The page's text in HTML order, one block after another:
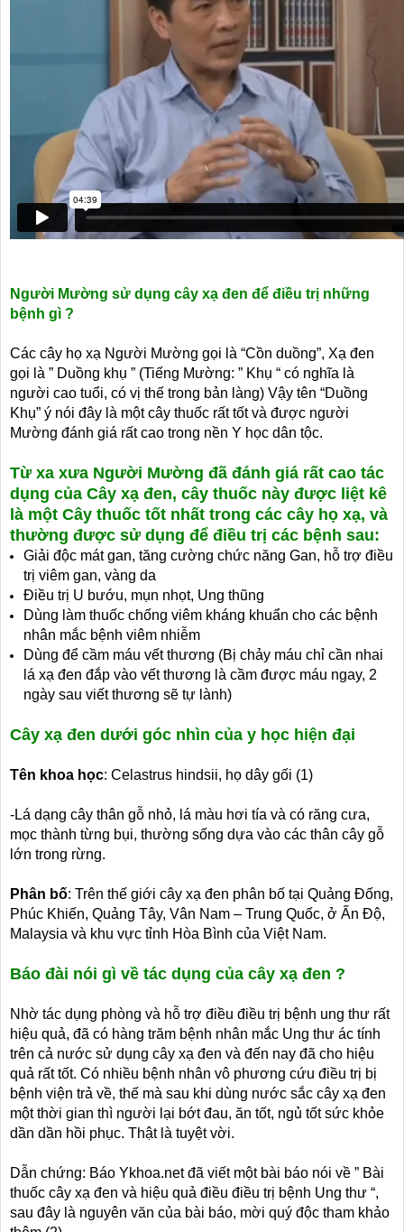
Người Mường sử dụng cây xạ đen để điều trị những
bệnh gì ?
Các cây họ xạ Người Mường gọi là “Cồn duồng”, Xạ đen
gọi là ” Duồng khụ ” (Tiếng Mường: ” Khụ “ có nghĩa là
người cao tuổi, có vị thế trong bản làng) Vậy tên “Duồng
Khụ” ý nói đây là một cây thuốc rất tốt và được người
Mường đánh giá rất cao trong nền Y học dân tộc.
Từ xa xưa Người Mường đã đánh giá rất cao tác
dụng của Cây xạ đen, cây thuốc này được liệt kê
là một Cây thuốc tốt nhất trong các cây họ xạ, và
thường được sử dụng để điều trị các bệnh sau:
Giải độc mát gan, tăng cường chức năng Gan, hỗ trợ điều
trị viêm gan, vàng da
Điều trị U bướu, mụn nhọt, Ung thũng
Dùng làm thuốc chống viêm kháng khuẩn cho các bệnh
nhân mắc bệnh viêm nhiễm
Dùng để cầm máu vết thương (Bị chảy máu chỉ cần nhai
lá xạ đen đắp vào vết thương là cầm được máu ngay, 2
ngày sau viết thương sẽ tự lành)
Cây xạ đen dưới góc nhìn của y học hiện đại
Tên khoa học: Celastrus hindsii, họ dây gối (1)
-Lá dạng cây thân gỗ nhỏ, lá màu hơi tía và có răng cưa,
mọc thành từng bụi, thường sống dựa vào các thân cây gỗ
lớn trong rừng.
Phân bố: Trên thế giới cây xạ đen phân bố tại Quảng Đống,
Phúc Khiến, Quảng Tây, Vân Nam – Trung Quốc, ở Ấn Độ,
Malaysia và khu vực tỉnh Hòa Bình của Việt Nam.
Báo đài nói gì về tác dụng của cây xạ đen ?
Nhờ tác dụng phòng và hỗ trợ điều điều trị bệnh ung thư rất
hiệu quả, đã có hàng trăm bệnh nhân mắc Ung thư ác tính
trên cả nước sử dụng cây xạ đen và đến nay đã cho hiệu
quả rất tốt. Có nhiều bệnh nhân vô phương cứu điều trị bị
bệnh viện trả về, thế mà sau khi dùng nước sắc cây xạ đen
một thời gian thì người lại bớt đau, ăn tốt, ngủ tốt sức khỏe
dần dần hồi phục. Thật là tuyệt vời.
Dẫn chứng: Báo Ykhoa.net đã viết một bài báo nói về ” Bài
thuốc cây xạ đen và hiệu quả điều điều trị bệnh Ung thư “,
sau đây là nguyên văn của bài báo, mời quý độc tham khảo